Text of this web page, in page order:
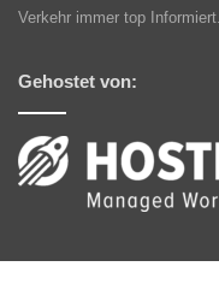
Verkehr immer top Informiert.
Gehostet von: